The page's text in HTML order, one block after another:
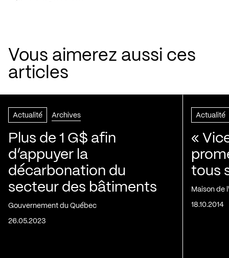
Vous aimerez aussi ces
articles
Actualité Archives
Plus de 1 G$ afin
d’appuyer la
décarbonation du
secteur des bâtiments
Gouvernement du Québec
26.05.2023
Actualité
«
tous
Maison de
18.10.2014